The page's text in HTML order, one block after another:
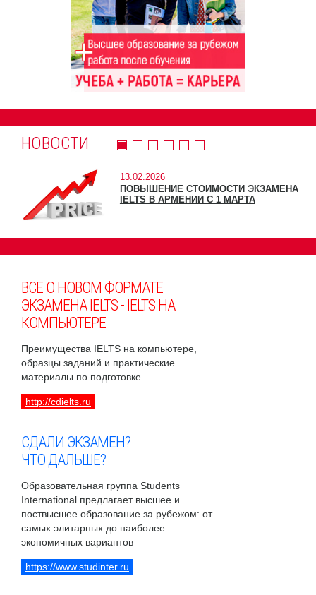
НОВОСТИ
13.02.2026
ПОВЫШЕНИЕ СТОИМОСТИ ЭКЗАМЕНА
IELTS В АРМЕНИИ С 1 МАРТА
ВСЕ О НОВОМ ФОРМАТЕ
ЭКЗАМЕНА IELTS - IELTS НА
КОМПЬЮТЕРЕ
Преимущества IELTS на компьютере,
образцы заданий и практические
материалы по подготовке
http://cdielts.ru
СДАЛИ ЭКЗАМЕН?
ЧТО ДАЛЬШЕ?
Образовательная группа Students
International предлагает высшее и
поствысшее образование за рубежом: от
самых элитарных до наиболее
экономичных вариантов
https://www.studinter.ru